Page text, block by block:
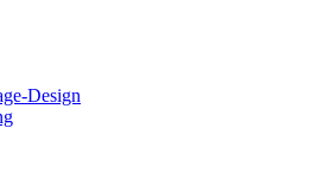
Design